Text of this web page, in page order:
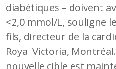
diabétiques – doivent
<2,0 mmol/L, souligne
fils, directeur de la
Royal Victoria,
nouvelle cible est